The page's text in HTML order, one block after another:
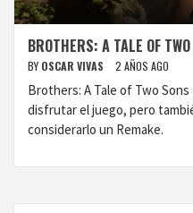
BROTHERS: A TALE OF
BY OSCAR VIVAS 2 AÑOS AGO
Brothers: A Tale of Two Sons
disfrutar el juego, pero
considerarlo un Remake.